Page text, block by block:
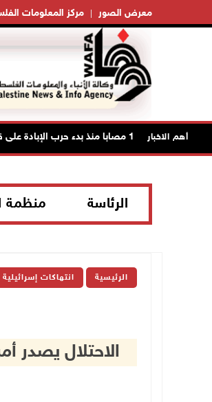
مركز المعلومات معرض الصور
أهم الاخبار
الرئاسة منظمة
الرئيسية انتهاكات إسرائيلية
الاحتلال يصدر